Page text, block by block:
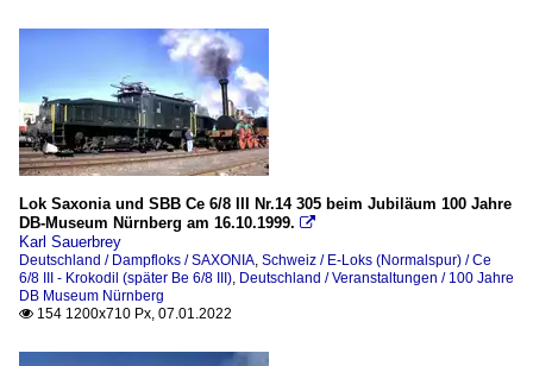
Lok Saxonia und SBB Ce 6/8 III Nr.14 305 beim Jubiläum 100 Jahre
DB-Museum Nürnberg am 16.10.1999. 
Karl Sauerbrey
Deutschland / Dampfloks / SAXONIA Schweiz / E-Loks (Normalspur) / Ce
6/8 III - Krokodil (später Be 6/8 III) Deutschland / Veranstaltungen / 100 Jahre
DB Museum Nürnberg
 154 1200x710 Px, 07.01.2022